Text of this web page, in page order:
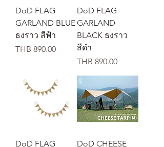
DoD FLAG
GARLAND BLUE
ธงราว สีฟ้า
価格
THB 890.00
DoD FLAG
GARLAND
BLACK ธงราว
สีดำ
価格
THB 890.00
DoD FLAG
DoD CHEESE